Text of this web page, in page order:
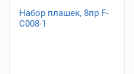
Набор плашек, 8пр F-
C008-1